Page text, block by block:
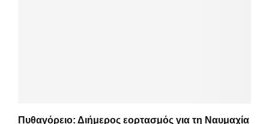
Πυθαγόρειο: Διήμερος εορτασμός για τη Ναυμαχία